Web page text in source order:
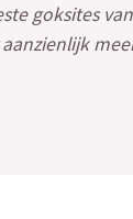
goksites